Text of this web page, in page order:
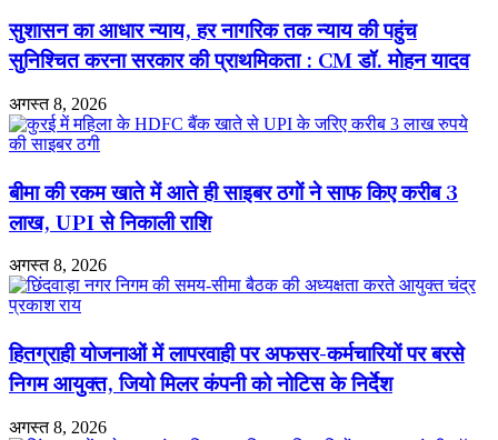
खेप
के
साथ
गिरफ्तार
की
वित्तीय
शक्तियां
सुशासन का आधार न्याय, हर नागरिक तक न्याय की पहुंच
सुनिश्चित करना सरकार की प्राथमिकता : CM डॉ. मोहन यादव
अगस्त 8, 2026
बीमा की रकम खाते में आते ही साइबर ठगों ने साफ किए करीब 3
लाख, UPI से निकाली राशि
अगस्त 8, 2026
हितग्राही योजनाओं में लापरवाही पर अफसर-कर्मचारियों पर बरसे
निगम आयुक्त, जियो मिलर कंपनी को नोटिस के निर्देश
अगस्त 8, 2026